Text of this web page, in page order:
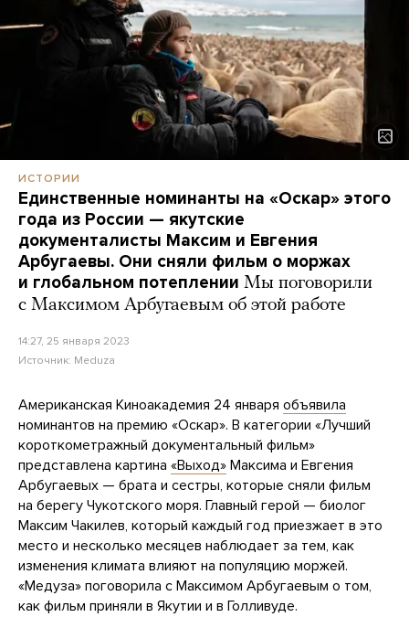
ИСТОРИИ
Единственные номинанты на «Оскар» этого
года из России — якутские
документалисты Максим и Евгения
Арбугаевы. Они сняли фильм о моржах
и глобальном потеплении Мы поговорили
с Максимом Арбугаевым об этой работе
14:27, 25 января 2023
Источник: Meduza
Американская Киноакадемия 24 января объявила
номинантов на премию «Оскар». В категории «Лучший
короткометражный документальный фильм»
представлена картина «Выход» Максима и Евгения
Арбугаевых — брата и сестры, которые сняли фильм
на берегу Чукотского моря. Главный герой — биолог
Максим Чакилев, который каждый год приезжает в это
место и несколько месяцев наблюдает за тем, как
изменения климата влияют на популяцию моржей.
«Медуза» поговорила с Максимом Арбугаевым о том,
как фильм приняли в Якутии и в Голливуде.